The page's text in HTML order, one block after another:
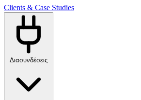
Clients & Case Studies
Διασυνδέσεις